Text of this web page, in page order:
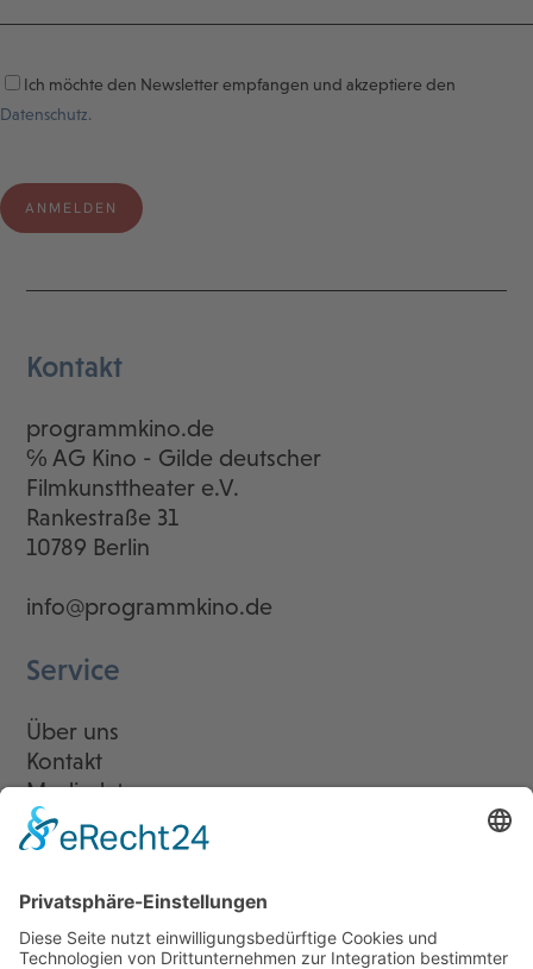
Ich möchte den Newsletter empfangen und akzeptiere den
Datenschutz.
Kontakt
programmkino.de
℅ AG Kino - Gilde deutscher
Filmkunsttheater e.V.
Rankestraße 31
10789 Berlin
info@programmkino.de
Service
Über uns
Kontakt
Mediadaten
Newsletter
LogIn
Legal